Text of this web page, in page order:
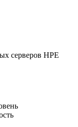
серверов HPE